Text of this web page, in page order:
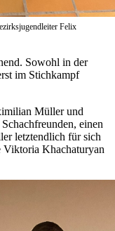
Felix
Sowohl in der
im Stichkampf
Müller und
einen
letztendlich für sich
Viktoria Khachaturyan